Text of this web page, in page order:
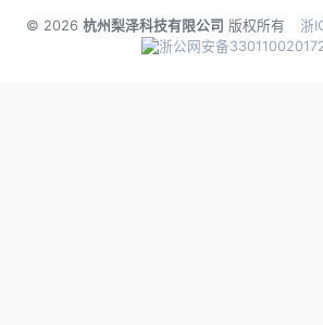
© 2026 杭州梨泽科技有限公司 版权所有
浙
浙公网安备